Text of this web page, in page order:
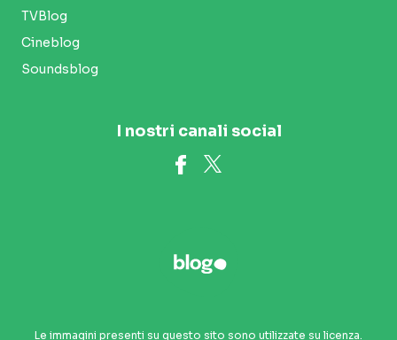
TVBlog
Cineblog
Soundsblog
I nostri canali social
Le immagini presenti su questo sito sono utilizzate su licenza.